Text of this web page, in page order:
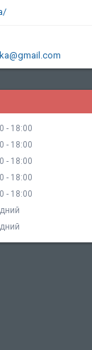
18:00
18:00
18:00
18:00
18:00